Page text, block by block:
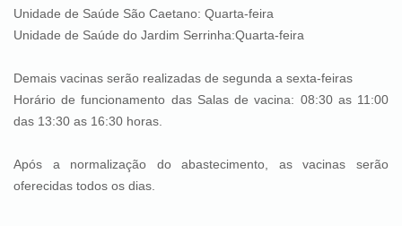
Unidade de Saúde São Caetano: Quarta-feira
Unidade de Saúde do Jardim Serrinha:Quarta-feira
Demais vacinas serão realizadas de segunda a sexta-feiras
Horário de funcionamento das Salas de vacina: 08:30 as 11:00
das 13:30 as 16:30 horas.
Após a normalização do abastecimento, as vacinas serão
oferecidas todos os dias.